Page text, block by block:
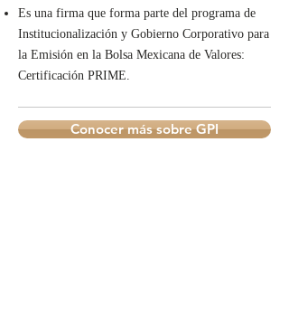
Conocer más sobre GPI
Es una firma que forma parte del programa de
Institucionalización y Gobierno Corporativo para
la Emisión en la Bolsa Mexicana de Valores:
Certificación PRIME.